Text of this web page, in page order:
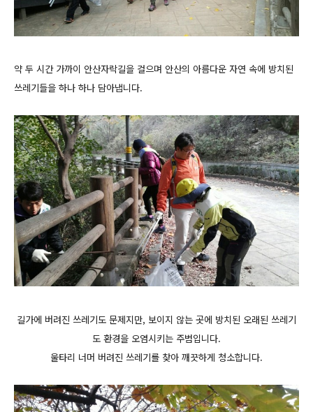
약 두 시간 가까이 안산자락길을 걸으며 안산의 아름다운 자연 속에 방치된
쓰레기들을 하나 하나 담아냅니다.
길가에 버려진 쓰레기도 문제지만, 보이지 않는 곳에 방치된 오래된 쓰레기
도 환경을 오염시키는 주범입니다.
울타리 너머 버려진 쓰레기를 찾아 깨끗하게 청소합니다.